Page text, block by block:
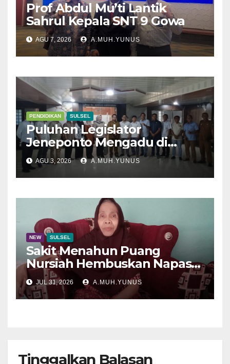
Prof Abdul Mu’ti Lantik
Sahrul Kepala SNT 9 Gowa
AGU 7, 2026 A.MUH.YUNUS
PENDIDIKAN SULSEL
Puluhan Legislator
Jeneponto Mengadu di
Disdik Sulsel
AGU 3, 2026 A.MUH.YUNUS
NEW SULSEL
Sakit Menahun Puang
Nursiah Hembuskan Napas
Terakhir
JUL 31, 2026 A.MUH.YUNUS
Tinggalkan Balasan